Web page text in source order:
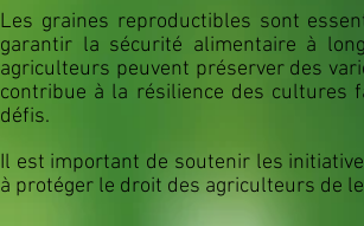
Les graines reproductibles sont
garantir la sécurité alimentaire à
agriculteurs peuvent préserver des
contribue à la résilience des cultures
défis.
Il est important de soutenir les
à protéger le droit des agriculteurs de